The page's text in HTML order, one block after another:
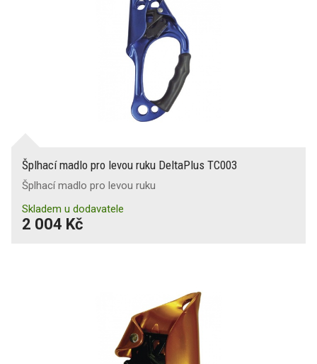
Šplhací madlo pro levou ruku DeltaPlus TC003
Šplhací madlo pro levou ruku
Skladem u dodavatele
2 004 Kč